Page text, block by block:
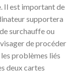
. Il est important de
supportera
surchauffe ou
de procéder
problèmes liés
deux cartes